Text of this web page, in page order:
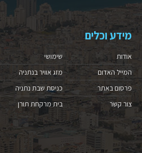
מידע וכלים
אודות
המייל האדום
פרסום באתר
צור קשר
שימושי
מזג אוויר בנתניה
כניסת שבת נתניה
בית מרקחת תורן